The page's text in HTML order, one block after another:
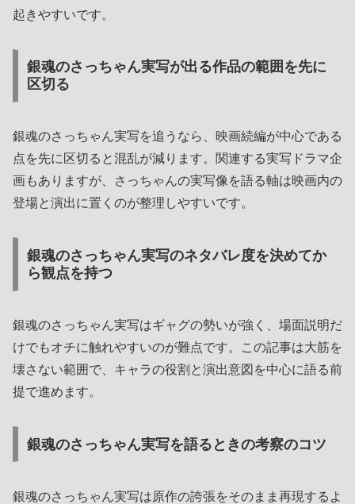
起きやすいです。
銀魂のさっちゃん実写が出る作品の範囲を先に
区切る
銀魂のさっちゃん実写を追うなら、映画続編が中心である
点を先に区切ると混乱が減ります。関連する実写ドラマ企
画もありますが、さっちゃんの実写像を語る軸は映画内の
登場と演出に置くのが整理しやすいです。
銀魂のさっちゃん実写のネタバレ度を決めてか
ら観点を持つ
銀魂のさっちゃん実写はギャグの勢いが強く、場面説明だ
けでもオチに触れやすいのが難点です。この記事は大筋を
壊さない範囲で、キャラの役割と演出意図を中心に語る前
提で進めます。
銀魂のさっちゃん実写を語るときの考察のコツ
銀魂のさっちゃん実写は原作の誇張をそのまま再現するよ